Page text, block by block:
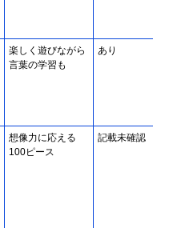
楽しく遊びながら
言葉の学習も
あり
想像力に応える
100ピース
記載未確認